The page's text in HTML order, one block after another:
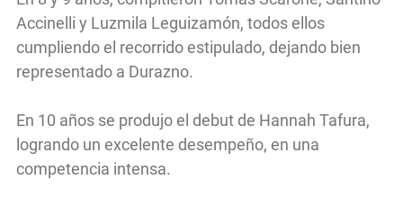
Accinelli y Luzmila Leguizamón, todos ellos
cumpliendo el recorrido estipulado, dejando bien
representado a Durazno.
En 10 años se produjo el debut de Hannah Tafura,
logrando un excelente desempeño, en una
competencia intensa.